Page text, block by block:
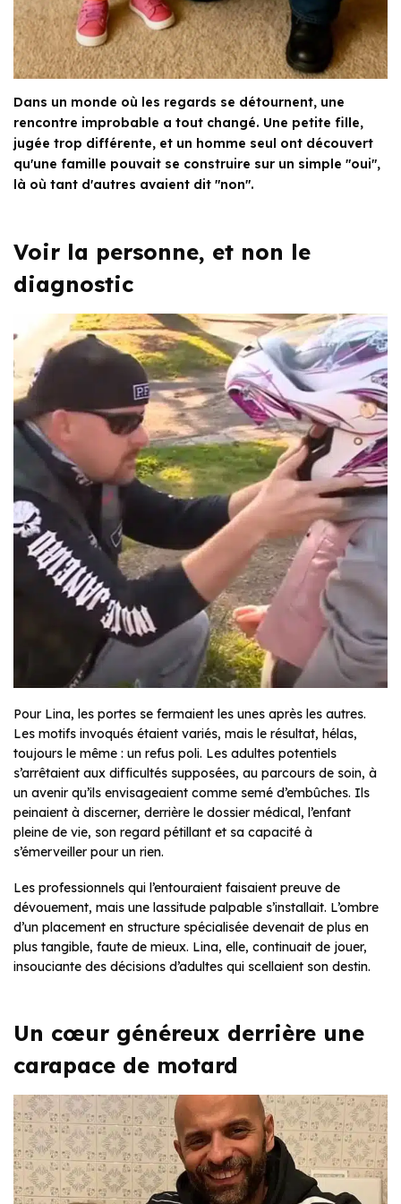
Dans un monde où les regards se détournent, une
rencontre improbable a tout changé. Une petite fille,
jugée trop différente, et un homme seul ont découvert
qu'une famille pouvait se construire sur un simple "oui",
là où tant d'autres avaient dit "non".
Voir la personne, et non le
diagnostic
Pour Lina, les portes se fermaient les unes après les autres.
Les motifs invoqués étaient variés, mais le résultat, hélas,
toujours le même : un refus poli. Les adultes potentiels
s’arrêtaient aux difficultés supposées, au parcours de soin, à
un avenir qu’ils envisageaient comme semé d’embûches. Ils
peinaient à discerner, derrière le dossier médical, l’enfant
pleine de vie, son regard pétillant et sa capacité à
s’émerveiller pour un rien.
Les professionnels qui l’entouraient faisaient preuve de
dévouement, mais une lassitude palpable s’installait. L’ombre
d’un placement en structure spécialisée devenait de plus en
plus tangible, faute de mieux. Lina, elle, continuait de jouer,
insouciante des décisions d’adultes qui scellaient son destin.
Un cœur généreux derrière une
carapace de motard